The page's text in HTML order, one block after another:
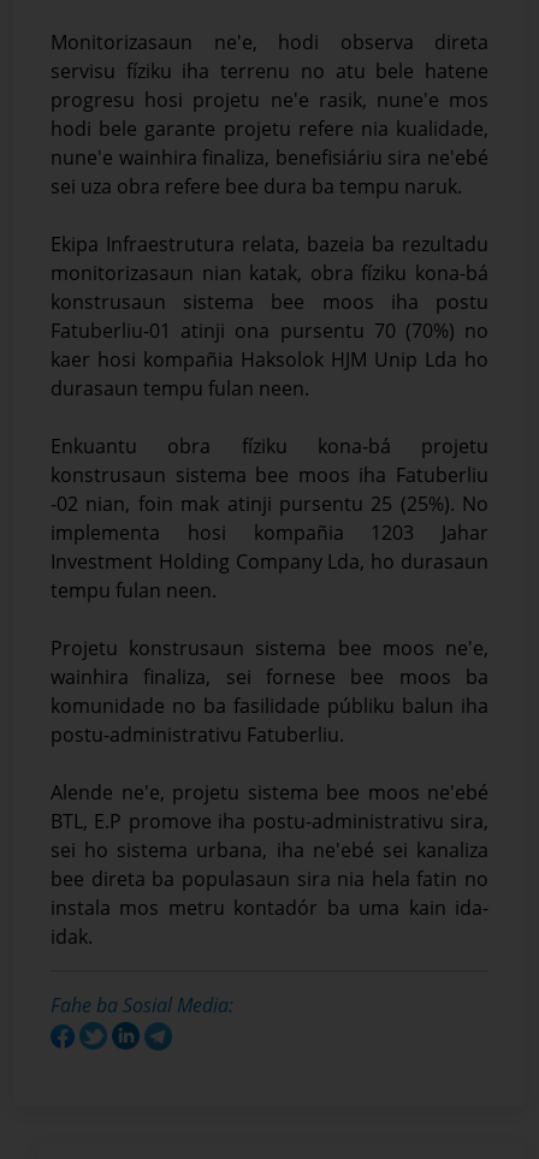
Monitorizasaun ne'e, hodi observa direta
servisu fíziku iha terrenu no atu bele hatene
progresu hosi projetu ne'e rasik, nune'e mos
hodi bele garante projetu refere nia kualidade,
nune'e wainhira finaliza, benefisiáriu sira ne'ebé
sei uza obra refere bee dura ba tempu naruk.
Ekipa Infraestrutura relata, bazeia ba rezultadu
monitorizasaun nian katak, obra fíziku kona-bá
konstrusaun sistema bee moos iha postu
Fatuberliu-01 atinji ona pursentu 70 (70%) no
kaer hosi kompañia Haksolok HJM Unip Lda ho
durasaun tempu fulan neen.
Enkuantu obra fíziku kona-bá projetu
konstrusaun sistema bee moos iha Fatuberliu
-02 nian, foin mak atinji pursentu 25 (25%). No
implementa hosi kompañia 1203 Jahar
Investment Holding Company Lda, ho durasaun
tempu fulan neen.
Projetu konstrusaun sistema bee moos ne'e,
wainhira finaliza, sei fornese bee moos ba
komunidade no ba fasilidade públiku balun iha
postu-administrativu Fatuberliu.
Alende ne'e, projetu sistema bee moos ne'ebé
BTL, E.P promove iha postu-administrativu sira,
sei ho sistema urbana, iha ne'ebé sei kanaliza
bee direta ba populasaun sira nia hela fatin no
instala mos metru kontadór ba uma kain ida-
idak.
Fahe ba Sosial Media: